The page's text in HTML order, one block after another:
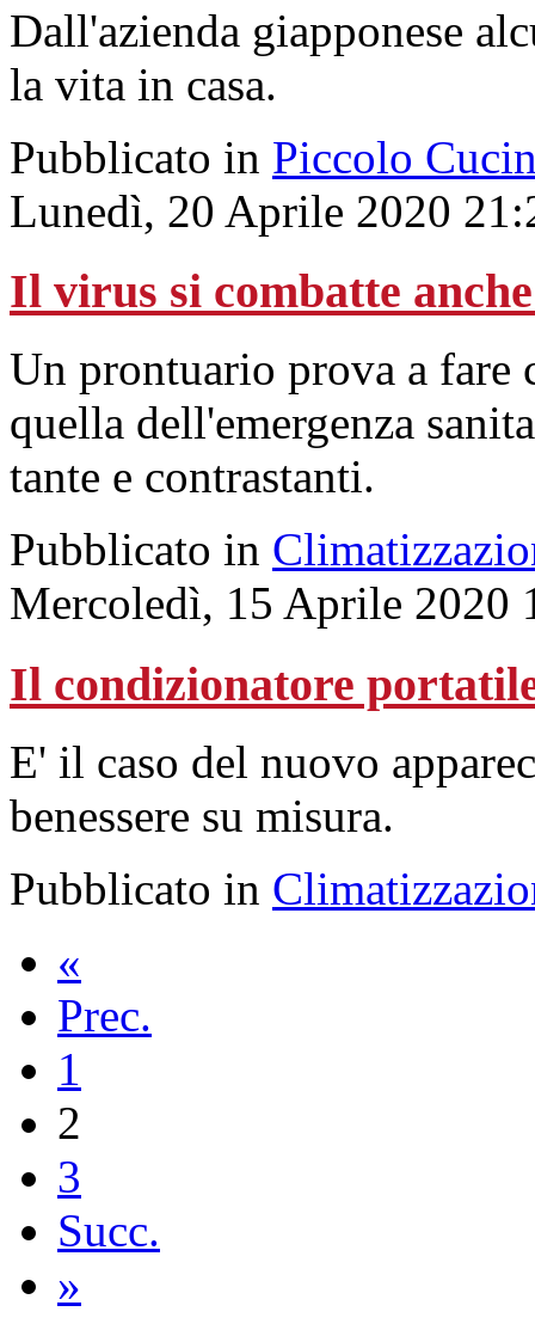
Dall'azienda giapponese
la vita in casa.
Pubblicato in Piccolo
Lunedì, 20 Aprile 2020
Il virus si combatte
Un prontuario prova a fare
quella dell'emergenza
tante e contrastanti.
Pubblicato in
Mercoledì, 15 Aprile 2020
Il condizionatore
E' il caso del nuovo
benessere su misura.
Pubblicato in
«
Prec.
1
2
3
Succ.
»